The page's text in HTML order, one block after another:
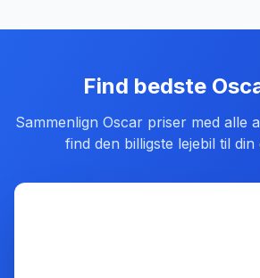
Find bedste
Sammenlign Oscarpriser med alle
find den billigste lejebil til din